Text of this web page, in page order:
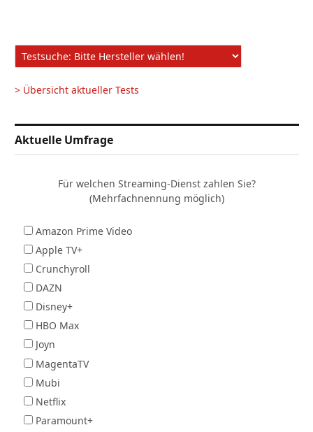
> Übersicht aktueller Tests
Aktuelle Umfrage
Für welchen Streaming-Dienst zahlen Sie?
(Mehrfachnennung möglich)
Amazon Prime Video
Apple TV+
Crunchyroll
DAZN
Disney+
HBO Max
Joyn
MagentaTV
Mubi
Netflix
Paramount+